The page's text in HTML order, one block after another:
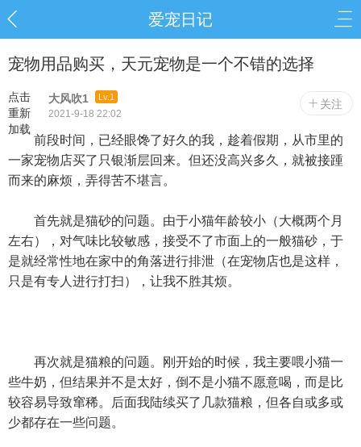
爱宠日记
宠物用品购买，天元宠物是一个不错的选择
点击
重新
加载
大风吹1 Lv.1
2021-9-18 22:02
关注
前段时间，已经眼馋了好久的我，趁着假期，从市里的
一家宠物店买了只银渐层回来。但还没高兴多久，就被接踵
而来的麻烦，弄得苦不堪言。
首先就是猫砂的问题。由于小猫年龄较小（大概两个月
左右），对气味比较敏感，接受不了市面上的一般猫砂，于
是就经常性地在家中的角落进行排泄（在宠物店也是这样，
只是有专人进行打扫），让我不胜其烦。
再次就是猫粮的问题。刚开始的时候，我主要喂小猫一
些牛奶，但结果并不是太好，倒不是小猫不愿意喝，而是比
较容易导致窜稀。后面我陆续买了几款猫粮，但各自或多或
少都存在一些问题。